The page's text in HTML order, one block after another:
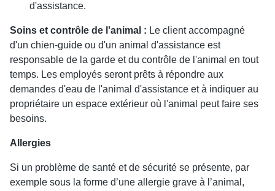
d'assistance.
Soins et contrôle de l'animal : Le client accompagné
d'un chien-guide ou d'un animal d'assistance est
responsable de la garde et du contrôle de l'animal en tout
temps. Les employés seront prêts à répondre aux
demandes d'eau de l'animal d'assistance et à indiquer au
propriétaire un espace extérieur où l'animal peut faire ses
besoins.
Allergies
Si un problème de santé et de sécurité se présente, par
exemple sous la forme d’une allergie grave à l’animal,